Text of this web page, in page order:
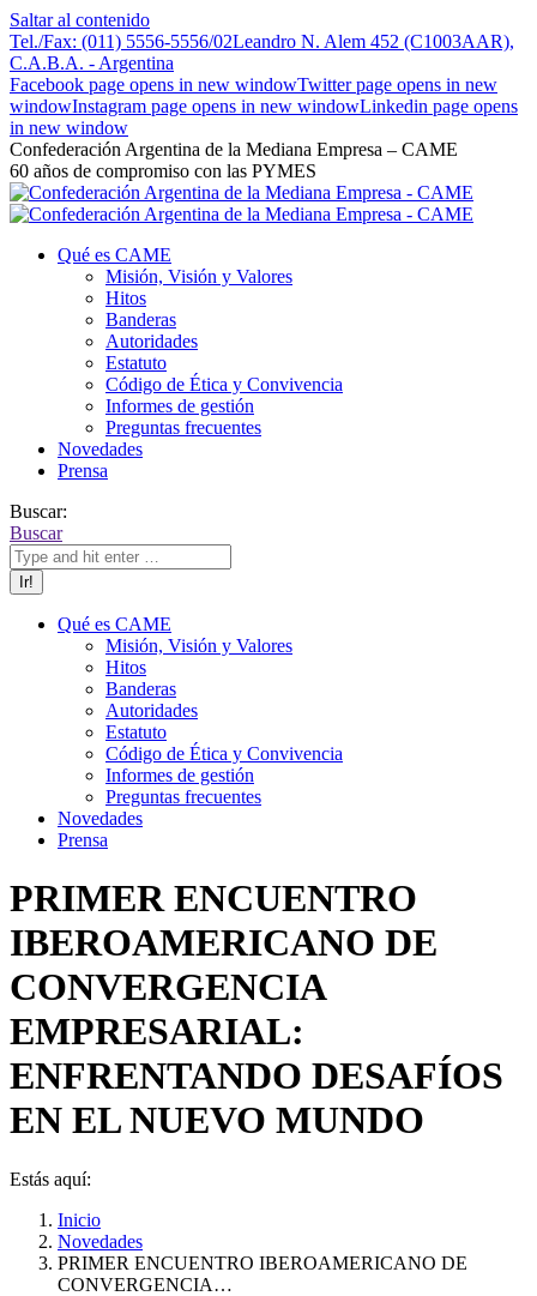
Saltar al contenido
Tel./Fax: (011) 5556-5556/02Leandro N. Alem 452 (C1003AAR),
C.A.B.A. - Argentina
Facebook page opens in new windowTwitter page opens in new
windowInstagram page opens in new windowLinkedin page opens
in new window
Confederación Argentina de la Mediana Empresa – CAME
60 años de compromiso con las PYMES
Qué es CAME
Misión, Visión y Valores
Hitos
Banderas
Autoridades
Estatuto
Código de Ética y Convivencia
Informes de gestión
Preguntas frecuentes
Novedades
Prensa
Buscar:
Buscar
Qué es CAME
Misión, Visión y Valores
Hitos
Banderas
Autoridades
Estatuto
Código de Ética y Convivencia
Informes de gestión
Preguntas frecuentes
Novedades
Prensa
PRIMER ENCUENTRO
IBEROAMERICANO DE
CONVERGENCIA
EMPRESARIAL:
ENFRENTANDO DESAFÍOS
EN EL NUEVO MUNDO
Estás aquí:
Inicio
Novedades
PRIMER ENCUENTRO IBEROAMERICANO DE
CONVERGENCIA…